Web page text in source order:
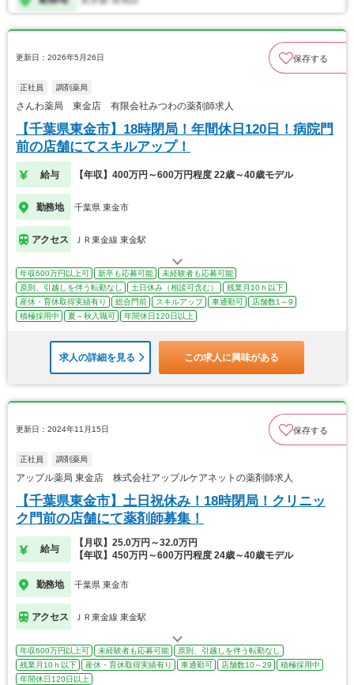
更新日：2026年5月26日 保存する
正社員 調剤薬局
さんわ薬局 東金店 有限会社みつわの薬剤師求人
【千葉県東金市】18時閉局！年間休日120日！病院門
前の店舗にてスキルアップ！
給与 【年収】400万円～600万円程度 22歳～40歳モデル
勤務地 千葉県 東金市
アクセス ＪＲ東金線 東金駅
年収600万円以上可 新卒も応募可能
未経験者も応募可能
原則、引越しを伴う転勤なし
土日休み（相談可含む）
残業月10ｈ以下
産休・育休取得実績有り
総合門前 スキルアップ 車通勤可
店舗数1～9
積極採用中
夏～秋入職可 年間休日120日以上
求人の詳細を見る この求人に興味がある
更新日：2024年11月15日 保存する
正社員 調剤薬局
アップル薬局 東金店 株式会社アップルケアネットの薬剤師求人
【千葉県東金市】土日祝休み！18時閉局！クリニッ
ク門前の店舗にて薬剤師募集！
給与
【月収】25.0万円～32.0万円
【年収】450万円～600万円程度 24歳～40歳モデル
勤務地 千葉県 東金市
アクセス ＪＲ東金線 東金駅
年収600万円以上可 未経験者も応募可能
原則、引越しを伴う転勤なし
残業月10ｈ以下
産休・育休取得実績有り 車通勤可 店舗数10～29
積極採用中
年間休日120日以上